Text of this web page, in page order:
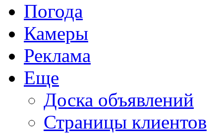
Погода
Камеры
Реклама
Еще
Доска объявлений
Страницы клиентов